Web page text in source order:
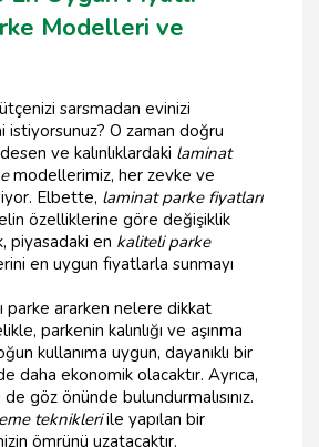
Modelleri ve
sarsmadan evinizi
O zaman doğru
ve kalınlıklardaki laminat
modellerimiz, her zevke ve
Elbette, laminat parke fiyatları
özelliklerine göre değişiklik
piyasadaki en kaliteli parke
en uygun fiyatlarla sunmayı
parke ararken nelere dikkat
parkenin kalınlığı ve aşınma
kullanıma uygun, dayanıklı bir
daha ekonomik olacaktır. Ayrıca,
göz önünde bulundurmalısınız.
teknikleriile yapılan bir
ömrünü uzatacaktır.